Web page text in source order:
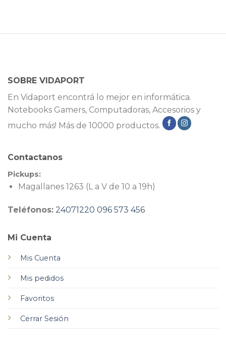
SOBRE VIDAPORT
En Vidaport encontrá lo mejor en informática.
Notebooks Gamers, Computadoras, Accesorios y
mucho más! Más de 10000 productos.
Mi Cuenta
Mis Cuenta
Mis pedidos
Favoritos
Cerrar Sesión
Contactanos
Pickups:
Magallanes 1263 (L a V de 10 a 19h)
Teléfonos: 24071220 096 573 456